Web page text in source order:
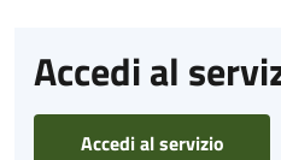
Accedi al
Accedi al servizio